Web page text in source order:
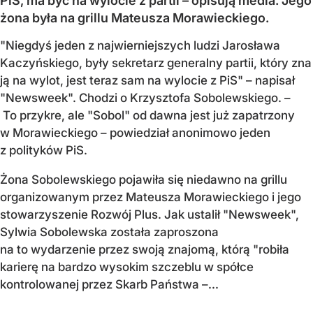
żona była na grillu Mateusza Morawieckiego.
"Niegdyś jeden z najwierniejszych ludzi Jarosława
Kaczyńskiego, były sekretarz generalny partii, który zna
ją na wylot, jest teraz sam na wylocie z PiS" – napisał
"Newsweek". Chodzi o Krzysztofa Sobolewskiego. –
To przykre, ale "Sobol" od dawna jest już zapatrzony
w Morawieckiego – powiedział anonimowo jeden
z polityków PiS.
Żona Sobolewskiego pojawiła się niedawno na grillu
organizowanym przez Mateusza Morawieckiego i jego
stowarzyszenie Rozwój Plus. Jak ustalił "Newsweek",
Sylwia Sobolewska została zaproszona
na to wydarzenie przez swoją znajomą, którą "robiła
karierę na bardzo wysokim szczeblu w spółce
kontrolowanej przez Skarb Państwa –...